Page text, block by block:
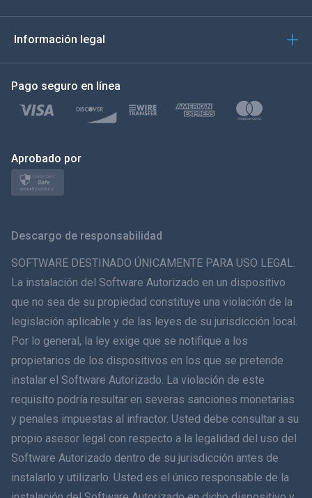
Türkçe
Polski
日本
ภาษาไทย
Dansk
हिंदी
עברית
Română
Ελληνικά
Información legal
Pago seguro en línea
Aprobado por
Descargo de responsabilidad
SOFTWARE DESTINADO ÚNICAMENTE PARA USO LEGAL.
La instalación del Software Autorizado en un dispositivo
que no sea de su propiedad constituye una violación de la
legislación aplicable y de las leyes de su jurisdicción local.
Por lo general, la ley exige que se notifique a los
propietarios de los dispositivos en los que se pretende
instalar el Software Autorizado. La violación de este
requisito podría resultar en severas sanciones monetarias
y penales impuestas al infractor. Usted debe consultar a su
propio asesor legal con respecto a la legalidad del uso del
Software Autorizado dentro de su jurisdicción antes de
instalarlo y utilizarlo. Usted es el único responsable de la